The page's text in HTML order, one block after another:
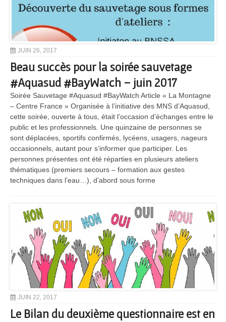
JUIN 26, 2017
Beau succès pour la soirée sauvetage
#Aquasud #BayWatch – juin 2017
Soirée Sauvetage #Aquasud #BayWatch Article « La Montagne
– Centre France » Organisée à l’initiative des MNS d’Aquasud,
cette soirée, ouverte à tous, était l’occasion d’échanges entre le
public et les professionnels. Une quinzaine de personnes se
sont déplacées, sportifs confirmés, lycéens, usagers, nageurs
occasionnels, autant pour s’informer que participer. Les
personnes présentes ont été réparties en plusieurs ateliers
thématiques (premiers secours – formation aux gestes
techniques dans l’eau…), d’abord sous forme
JUIN 22, 2017
Le Bilan du deuxième questionnaire est en